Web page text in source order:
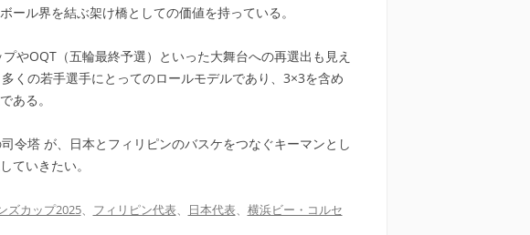
ル界を結ぶ架け橋としての価値を持っている。
やOQT（五輪最終予選）といった大舞台への再選出も見え
くの若手選手にとってのロールモデルであり、3×3を含め
ある。
令塔 が、日本とフィリピンのバスケをつなぐキーマンとし
ていきたい。
ズカップ2025、 フィリピン代表、 日本代表、 横浜ビー・コルセ